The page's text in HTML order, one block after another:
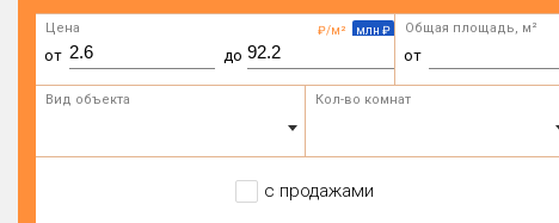
₽/м² млн ₽
Цена
от до
Общая площадь, м²
от
Вид объекта Кол-во комнат
с продажами